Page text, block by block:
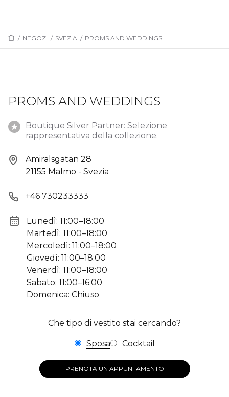
/ NEGOZI / SVEZIA / PROMS AND WEDDINGS
PROMS AND WEDDINGS
Boutique Silver Partner: Selezione
rappresentativa della collezione.
Amiralsgatan 28
21155 Malmo - Svezia
+46 730233333
Lunedì: 11:00–18:00
Martedì: 11:00–18:00
Mercoledì: 11:00–18:00
Giovedì: 11:00–18:00
Venerdì: 11:00–18:00
Sabato: 11:00–16:00
Domenica: Chiuso
Che tipo di vestito stai cercando?
Sposa Cocktail
PRENOTA UN APPUNTAMENTO